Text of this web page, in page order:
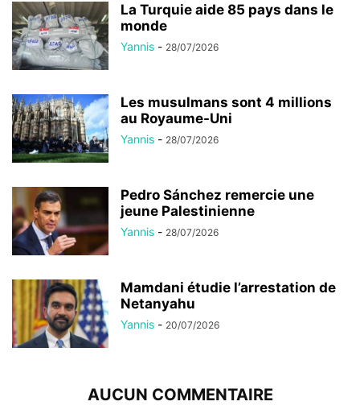
La Turquie aide 85 pays dans le
monde
Yannis - 28/07/2026
Les musulmans sont 4 millions
au Royaume-Uni
Yannis - 28/07/2026
Pedro Sánchez remercie une
jeune Palestinienne
Yannis - 28/07/2026
Mamdani étudie l’arrestation de
Netanyahu
Yannis - 20/07/2026
AUCUN COMMENTAIRE